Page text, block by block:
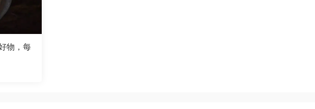
嘟嘟的花瓣，增添了一抹别样的柔美。手柄的末端还挂有一个精致的荷叶小吊牌，细
5d1OLwt
物，每